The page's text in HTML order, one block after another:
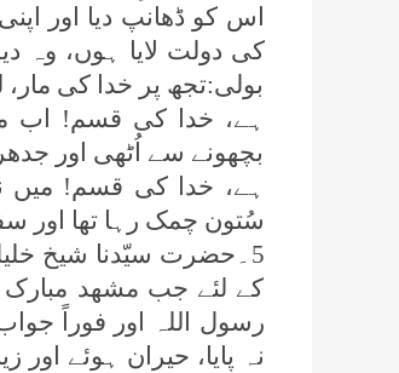
اس کو ڈھانپ دیا اور
کی دولت لایا ہوں، وہ
بولی:تجھ پر خدا کی مار،
ہے، خدا کی قسم! اب
بچھونے سے اُٹھی اور
ہے، خدا کی قسم! میں
سُتون چمک رہا تھا اور
5۔حضرت سیّدنا شیخ
کے لئے جب مشھد مبارک
رسول اللہ اور فوراً
نہ پایا، حیران ہوئے